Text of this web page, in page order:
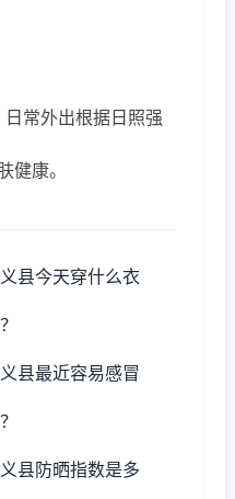
常外出根据日照强
健康。
县今天穿什么衣
县最近容易感冒
县防晒指数是多